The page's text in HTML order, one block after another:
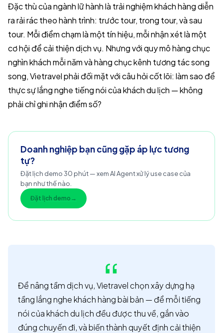
Đặc thù của ngành lữ hành là trải nghiệm khách hàng diễn
ra rải rác theo hành trình: trước tour, trong tour, và sau
tour. Mỗi điểm chạm là một tín hiệu, mỗi nhận xét là một
cơ hội để cải thiện dịch vụ. Nhưng với quy mô hàng chục
nghìn khách mỗi năm và hàng chục kênh tương tác song
song, Vietravel phải đối mặt với câu hỏi cốt lõi: làm sao để
thực sự lắng nghe tiếng nói của khách du lịch — không
phải chỉ ghi nhận điểm số?
Doanh nghiệp bạn cũng gặp áp lực tương
tự?
Đặt lịch demo 30 phút — xem AI Agent xử lý use case của
bạn như thế nào.
Đặt lịch demo →
Để nâng tầm dịch vụ, Vietravel chọn xây dựng hạ
tầng lắng nghe khách hàng bài bản — để mỗi tiếng
nói của khách du lịch đều được thu về, gắn vào
đúng chuyến đi, và biến thành quyết định cải thiện